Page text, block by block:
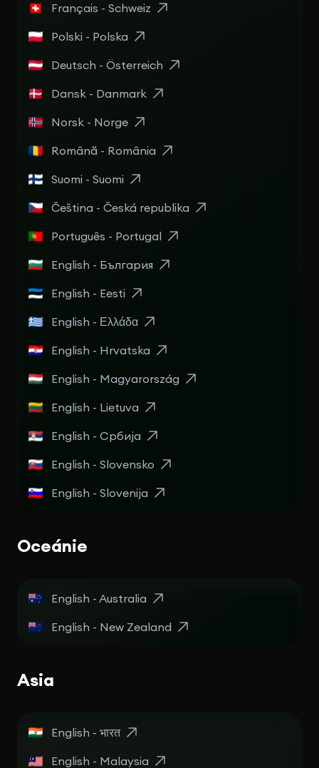
Français - Schweiz
Polski - Polska
Deutsch - Österreich
Dansk - Danmark
Norsk - Norge
Română - România
Suomi - Suomi
Čeština - Česká republika
Português - Portugal
English - България
English - Eesti
English - Ελλάδα
English - Hrvatska
English - Magyarország
English - Lietuva
English - Србија
English - Slovensko
English - Slovenija
Oceánie
English - Australia
English - New Zealand
Asia
English - भारत
English - Malaysia